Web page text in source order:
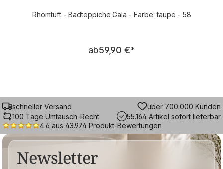
Rhomtuft - Badteppiche Gala - Farbe: taupe - 58
Regulärer Preis:
ab59,90 €*
schneller Versand
über 700.000 Kunden
100 Tage Umtausch-Recht
55.164 Artikel sofort lieferbar
4.6 aus 43.974 Produkt-Bewertungen
Newsletter